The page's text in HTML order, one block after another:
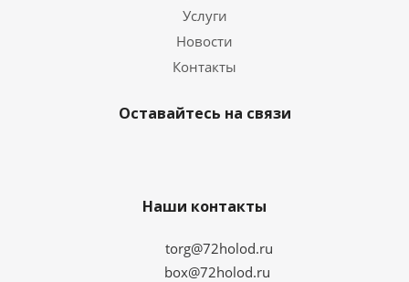
Услуги
Новости
Контакты
Оставайтесь на связи
Наши контакты
torg@72holod.ru
box@72holod.ru